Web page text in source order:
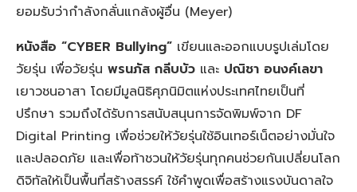
ยอมรับว่ากำลังกลั่นแกล้งผู้อื่น (Meyer)
หนังสือ “CYBER Bullying” เขียนและออกแบบรูปเล่มโดย
วัยรุ่น เพื่อวัยรุ่น พรนภัส กลีบบัว และ ปณิชา อนงค์เลขา
เยาวชนอาสา โดยมีมูลนิธิศุภนิมิตแห่งประเทศไทยเป็นที่
ปรึกษา รวมถึงได้รับการสนับสนุนการจัดพิมพ์จาก DF
Digital Printing เพื่อช่วยให้วัยรุ่นใช้อินเทอร์เน็ตอย่างมั่นใจ
และปลอดภัย และเพื่อท้าชวนให้วัยรุ่นทุกคนช่วยกันเปลี่ยนโลก
ดิจิทัลให้เป็นพื้นที่สร้างสรรค์ ใช้คำพูดเพื่อสร้างแรงบันดาลใจ